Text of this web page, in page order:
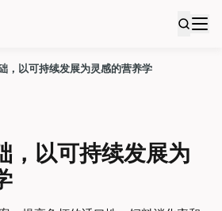
，以可持续发展为灵感的营养学
，以可持续发展为